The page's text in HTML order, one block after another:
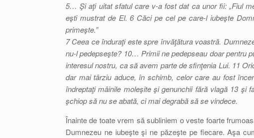
5… Şi aţi uitat sfatul care v-a fost dat ca unor fii: „Fiul
eşti mustrat de El. 6 Căci pe cel pe care-l iubeşte
primeşte.”
7 Ceea ce înduraţi este spre învăţătura voastră.
nu-l pedepseşte? 10… Primii ne pedepseau doar pentru
interesul nostru, ca să avem parte de sfinţenia Lui. 11
dar mai târziu aduce, în schimb, celor care au fost
îndreptaţi mâinile moleşite şi genunchii fără vlagă 13 şi
şchiop să nu se abată, ci mai degrabă să se vindece.
Înainte de toate vrem să subliniem o veste foarte
Dumnezeu ne iubeşte şi ne păzeşte pe fiecare. Aşa